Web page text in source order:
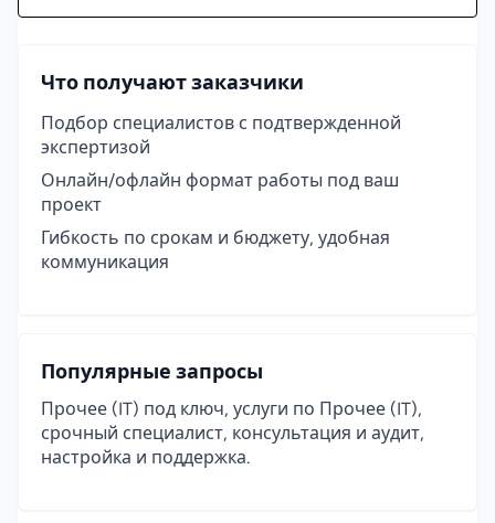
Что получают заказчики
Подбор специалистов с подтвержденной
экспертизой
Онлайн/офлайн формат работы под ваш
проект
Гибкость по срокам и бюджету, удобная
коммуникация
Популярные запросы
Прочее (IT) под ключ, услуги по Прочее (IT),
срочный специалист, консультация и аудит,
настройка и поддержка.